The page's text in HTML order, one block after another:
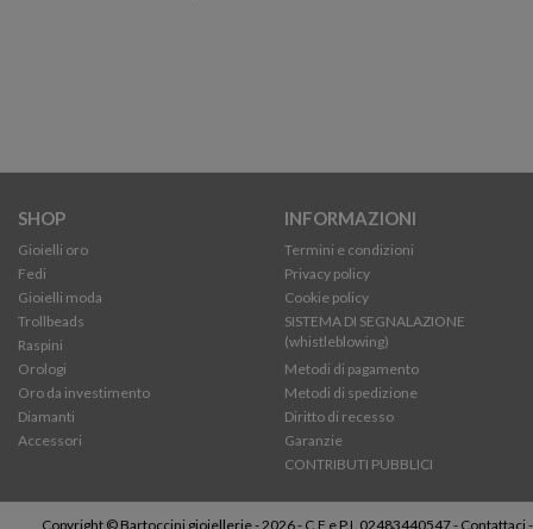
SHOP
Gioielli oro
Fedi
Gioielli moda
Trollbeads
Raspini
Orologi
Oro da investimento
Diamanti
Accessori
INFORMAZIONI
Termini e condizioni
Privacy policy
Cookie policy
SISTEMA DI SEGNALAZIONE
(whistleblowing)
Metodi di pagamento
Metodi di spedizione
Diritto di recesso
Garanzie
CONTRIBUTI PUBBLICI
Copyright © Bartoccini gioiellerie - 2026 - C.F e P.I. 02483440547 - Contattaci